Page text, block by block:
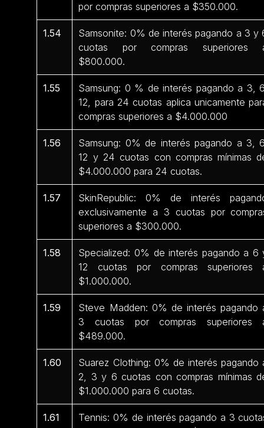
por compras superiores a $350.000.
1.54
Samsonite: 0% de interés pagando a 3 y
cuotas por compras superiores
$800.000.
1.55
Samsung: 0 % de interés pagando a 3,
12, para 24 cuotas aplica unicamente
compras superiores a $4.000.000
1.56
Samsung: 0% de interés pagando a 3,
12 y 24 cuotas con compras mínimas
$4.000.000 para 24 cuotas.
1.57
SkinRepublic: 0% de interés
exclusivamente a 3 cuotas por
superiores a $300.000.
1.58
Specialized: 0% de interés pagando a 6
12 cuotas por compras superiores
$1.000.000.
1.59
Steve Madden: 0% de interés pagando
3 cuotas por compras superiores
$489.000.
1.60
Suarez Clothing: 0% de interés pagando
2, 3 y 6 cuotas con compras mínimas
$1.000.000 para 6 cuotas.
1.61
Tennis: 0% de interés pagando a 3